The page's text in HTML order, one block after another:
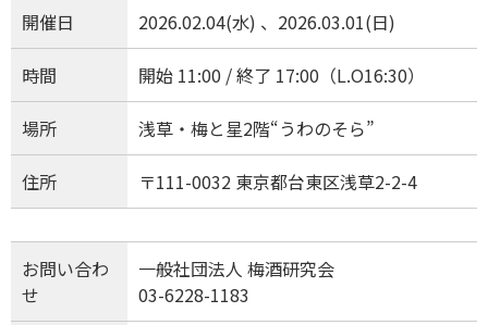
開催日 2026.02.04(水) 、2026.03.01(日)
時間 開始 11:00 / 終了 17:00（L.O16:30）
場所 浅草・梅と星2階“うわのそら”
住所 〒111-0032 東京都台東区浅草2-2-4
お問い合わ
せ
一般社団法人 梅酒研究会
03-6228-1183